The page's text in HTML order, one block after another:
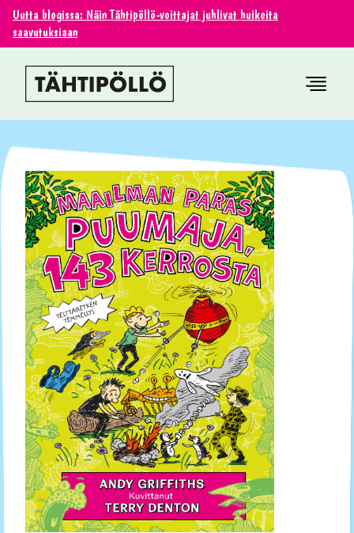
Uutta blogissa: Näin Tähtipöllö-voittajat juhlivat huikeita
saavutuksiaan